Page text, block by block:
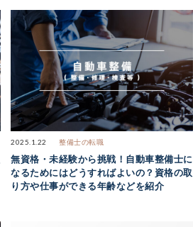
2025.1.22 整備士の転職
無資格・未経験から挑戦！自動車整備士に
なるためにはどうすればよいの？資格の取
り方や仕事ができる年齢などを紹介